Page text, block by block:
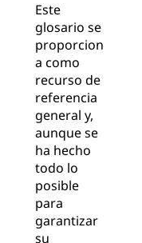
Este
glosario se
proporcion
a como
recurso de
referencia
general y,
aunque se
ha hecho
todo lo
posible
para
garantizar
su